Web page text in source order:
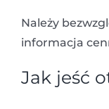
Należy
informacja
Jak jeść